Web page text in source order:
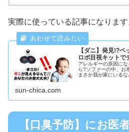
実際に使っている記事になりま
【ダニ】発見!?
ロボ目視キットで
アレルギーの原因に
ら?ソファーの中、お
まさか我が家にいる
sun-chica.com
【口臭予防】にお医